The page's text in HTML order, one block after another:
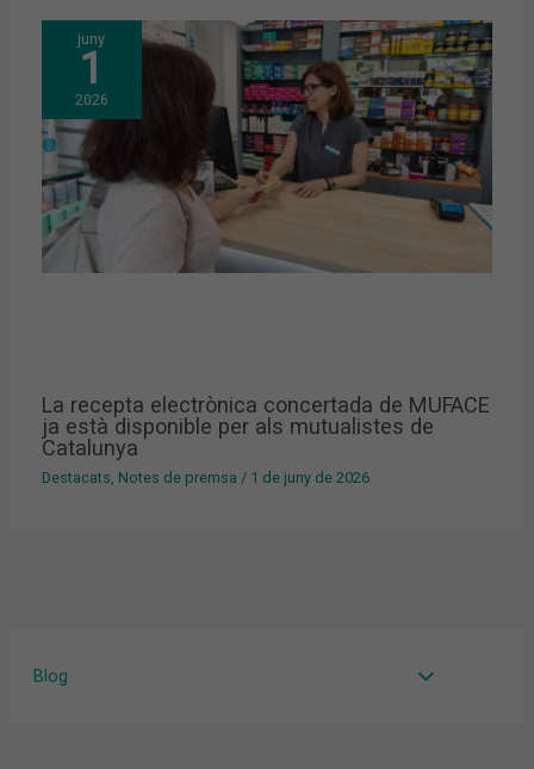
Blog
juny
1
2026
La recepta electrònica concertada de MUFACE
ja està disponible per als mutualistes de
Catalunya
Destacats, Notes de premsa / 1 de juny de 2026